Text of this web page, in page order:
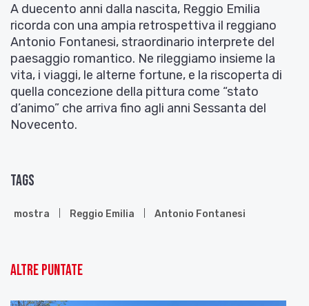
A duecento anni dalla nascita, Reggio Emilia
ricorda con una ampia retrospettiva il reggiano
Antonio Fontanesi, straordinario interprete del
paesaggio romantico. Ne rileggiamo insieme la
vita, i viaggi, le alterne fortune, e la riscoperta di
quella concezione della pittura come “stato
d’animo” che arriva fino agli anni Sessanta del
Novecento.
Tags
mostra Reggio Emilia Antonio Fontanesi
Altre puntate